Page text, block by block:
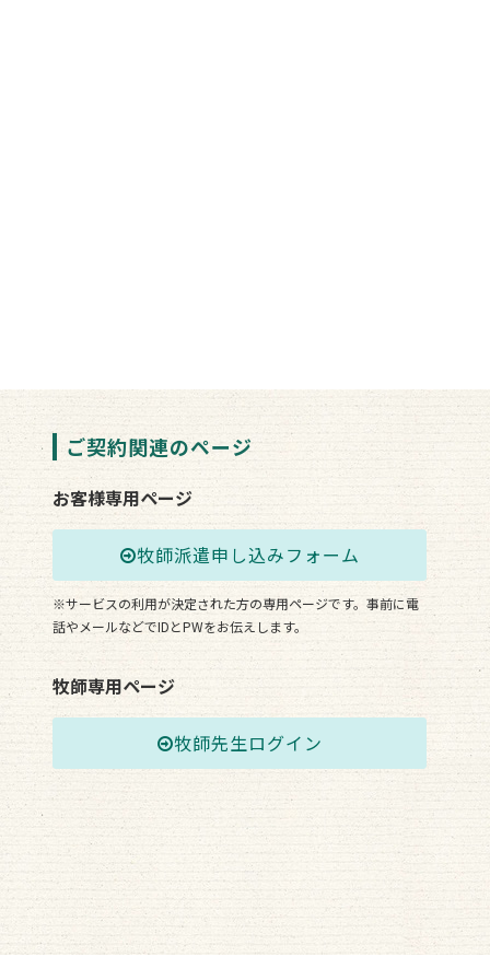
ご契約関連のページ
お客様専用ページ
牧師派遣申し込みフォーム
※サービスの利用が決定された方の専用ページです。事前に電
話やメールなどでIDとPWをお伝えします。
牧師専用ページ
牧師先生ログイン